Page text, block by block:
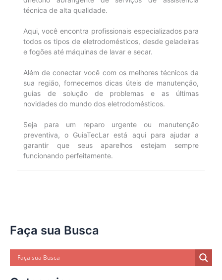
técnica de alta qualidade.
Aqui, você encontra profissionais especializados para
todos os tipos de eletrodomésticos, desde geladeiras
e fogões até máquinas de lavar e secar.
Além de conectar você com os melhores técnicos da
sua região, fornecemos dicas úteis de manutenção,
guias de solução de problemas e as últimas
novidades do mundo dos eletrodomésticos.
Seja para um reparo urgente ou manutenção
preventiva, o GuiaTecLar está aqui para ajudar a
garantir que seus aparelhos estejam sempre
funcionando perfeitamente.
Faça sua Busca